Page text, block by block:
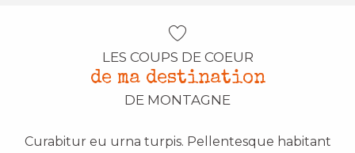
LES COUPS DE COEUR
de ma destination
DE MONTAGNE
Curabitur eu urna turpis. Pellentesque habitant